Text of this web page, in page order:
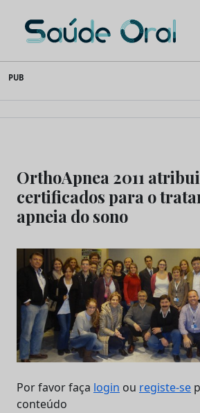
to
content
Saúde Oral
PUB
OrthoApnea 2011
certificados para o
apneia do sono
Por favor faça login ou registe-se
conteúdo